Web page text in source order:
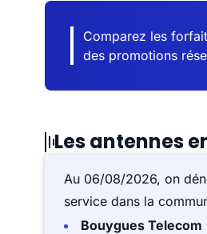
Comparez les
des promotions
Les antennes
Au 06/08/2026, on
service dans la
Bouygues Telecom